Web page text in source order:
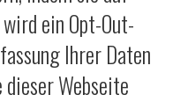
ein Opt-Out-
Ihrer Daten
Webseite